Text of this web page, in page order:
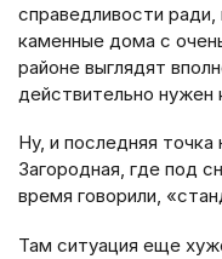
справедливости
каменные дома с
районе выглядят
действительно нужен
Ну, и последняя
Загородная, где под
время говорили,
Там ситуация еще